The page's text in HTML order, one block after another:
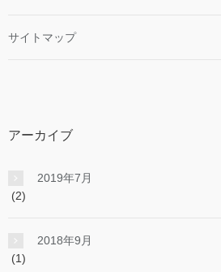
サイトマップ
アーカイブ
2019年7月
(2)
2018年9月
(1)